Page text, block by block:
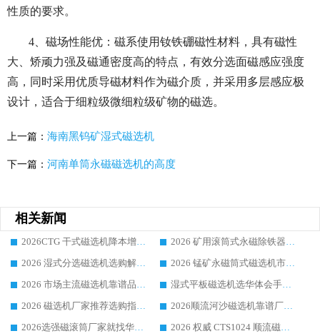
性质的要求。
4、磁场性能优：磁系使用钕铁硼磁性材料，具有磁性
大、矫顽力强及磁通密度高的特点，有效分选面磁感应强度
高，同时采用优质导磁材料作为磁介质，并采用多层感应极
设计，适合于细粒级微细粒级矿物的磁选。
上一篇： 海南黑钨矿湿式磁选机
下一篇： 河南单筒永磁磁选机的高度
相关新闻
2026CTG 干式磁选机降本增效选购指南 选矿行业口碑稳定专业生产强者盘点
2026 矿用滚筒式永磁除铁器厂家榜单 行业实力派源头厂商选购干货指南
2026 湿式分选磁选机选购解析，华体会手机网页版-华体会(中国) 设备综合实力详解
2026 锰矿永磁筒式磁选机市场主流客户推荐生产厂家口碑精选
2026 市场主流磁选机靠谱品牌推荐 案例厂家华体会手机网页版-华体会(中国) 大众倾心之选
湿式平板磁选机选华体会手机网页版-华体会(中国) _2026靠谱厂家收获各地客户良好评价
2026 磁选机厂家推荐选购指南，实地走访参考华体会手机网页版-华体会(中国) 合作口碑表现
2026顺流河沙磁选机靠谱厂家推荐 华体会手机网页版-华体会(中国) 实力口碑精选
2026选强磁滚筒厂家就找华体会手机网页版-华体会(中国) _口碑过硬用料扎实_性价比优势突出
2026 权威 CTS1024 顺流磁选机精选生产厂家优质设备推荐